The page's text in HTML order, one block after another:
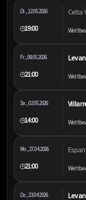
Di., 12.05.2026
🕒19:00
Celta
Fr., 08.05.2026
🕒21:00
Sa., 02.05.2026
🕒14:00
Mo., 27.04.2026
🕒21:00
Do., 23.04.2026